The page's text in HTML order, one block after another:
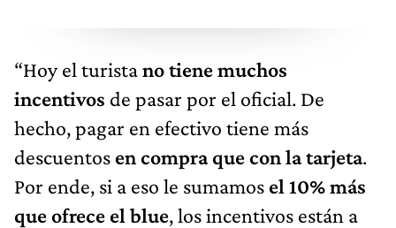
“Hoy el turistano tiene muchos
incentivos de pasar por el oficial. De
hecho, pagar en efectivo tiene más
descuentos en compra que con la tarjeta.
Por ende, si a eso le sumamos el 10% más
que ofrece el blue, los incentivos están a